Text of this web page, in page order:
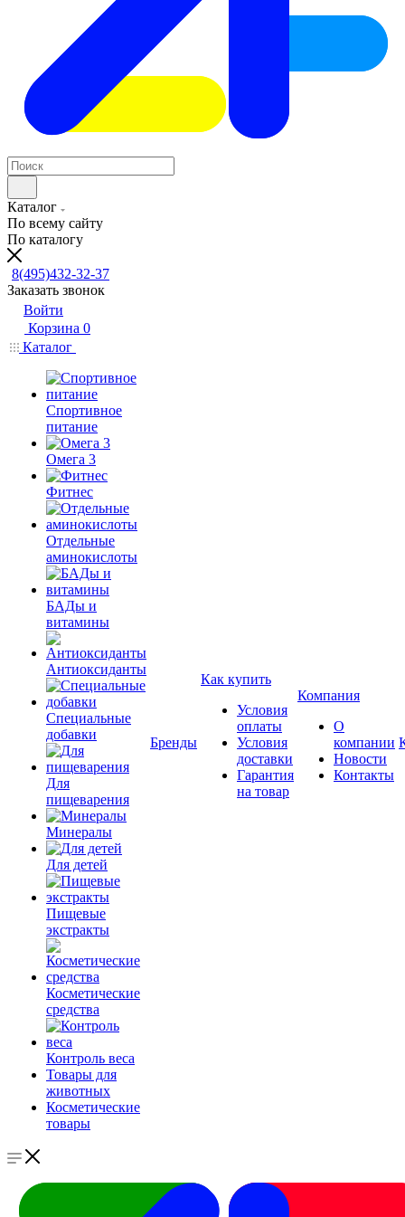
Каталог
По всему сайту
По каталогу
8(495)432-32-37
Заказать звонок
Войти
Корзина 0
Каталог
Спортивное
питание
Омега 3
Фитнес
Отдельные
аминокислоты
БАДы и
витамины
Антиоксиданты
Специальные
добавки
Для
пищеварения
Минералы
Для детей
Пищевые
экстракты
Косметические
средства
Контроль веса
Товары для
животных
Косметические
товары
Бренды
Как купить
Условия
оплаты
Условия
доставки
Гарантия
на товар
Компания
О
компании
Новости
Контакты